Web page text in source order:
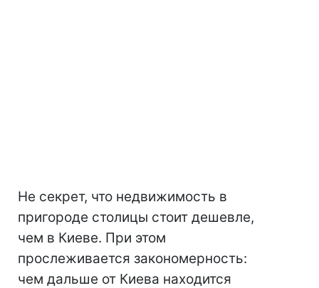
Не секрет, что недвижимость в
пригороде столицы стоит дешевле,
чем в Киеве. При этом
прослеживается закономерность:
чем дальше от Киева находится